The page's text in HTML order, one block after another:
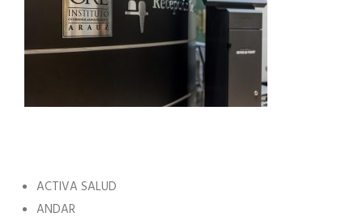
ACTIVA SALUD
ANDAR